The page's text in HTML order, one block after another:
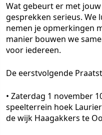
Wat gebeurt er met
gesprekken serieus. We
nemen je opmerkingen
manier bouwen we
voor iedereen.
Deeerstvolgende
• Zaterdag 1 november
speelterrein hoek
de wijk Haagakkers te